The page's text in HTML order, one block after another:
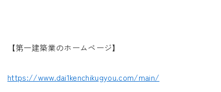
【第一建築業のホームページ】
https://www.dai1kenchikugyou.com/main/